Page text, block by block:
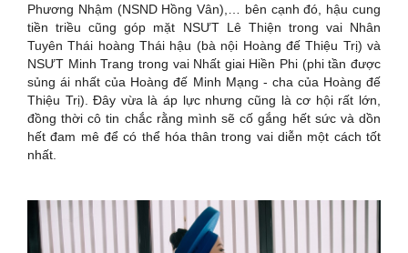
Phương Nhậm (NSND Hồng Vân),… bên cạnh đó, hậu cung
tiền triều cũng góp mặt NSƯT Lê Thiện trong vai Nhân
Tuyên Thái hoàng Thái hậu (bà nội Hoàng đế Thiệu Trị) và
NSƯT Minh Trang trong vai Nhất giai Hiền Phi (phi tần được
sủng ái nhất của Hoàng đế Minh Mạng - cha của Hoàng đế
Thiệu Trị). Đây vừa là áp lực nhưng cũng là cơ hội rất lớn,
đồng thời cô tin chắc rằng mình sẽ cố gắng hết sức và dồn
hết đam mê để có thể hóa thân trong vai diễn một cách tốt
nhất.